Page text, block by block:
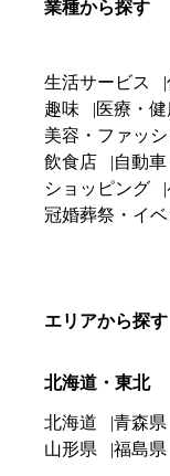
業種から探す
生活サービス
趣味
医療・
美容・ファッ
飲食店
自動
ショッピング
冠婚葬祭・イベ
エリアから探す
北海道・東北
北海道 青森県
山形県
福島県